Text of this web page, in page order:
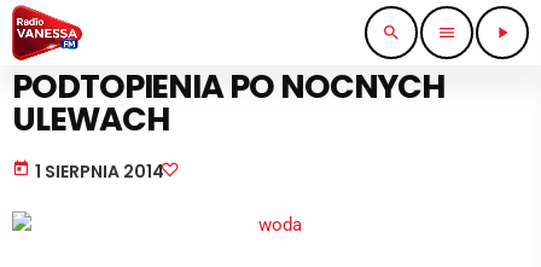
search menu play_arrow
STRAŻ I POLICJA
PODTOPIENIA PO NOCNYCH
ULEWACH
today 1 SIERPNIA 2014